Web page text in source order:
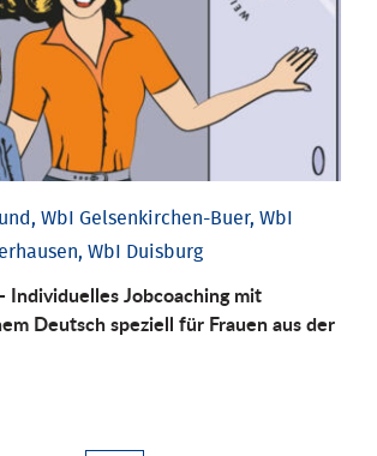
WbI Gelsenkirchen-Buer, WbI
WbI Duisburg
Individuelles Jobcoaching mit
Deutsch speziell für Frauen aus der